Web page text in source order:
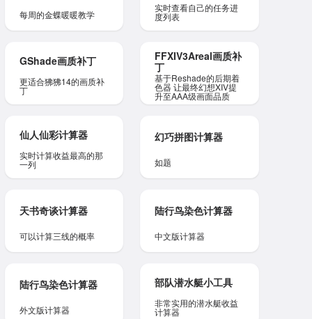
每周的金蝶暖暖教学
实时查看自己的任务进
度列表
GShade画质补丁
更适合狒狒14的画质补
丁
FFXIV3Areal画质补
丁
基于Reshade的后期着
色器 让最终幻想XIV提
升至AAA级画面品质
仙人仙彩计算器
实时计算收益最高的那
一列
幻巧拼图计算器
如题
天书奇谈计算器
可以计算三线的概率
陆行鸟染色计算器
中文版计算器
陆行鸟染色计算器
外文版计算器
部队潜水艇小工具
非常实用的潜水艇收益
计算器